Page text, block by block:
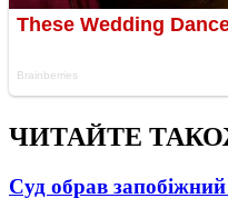
ЧИТАЙТЕ
Суд обрав